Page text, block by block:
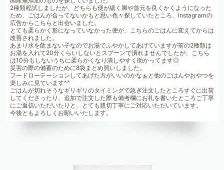
2種類程試しましたが、どちらも便が緩く脚や首元を良くかくようになった
ため、ごはんが合ってないかもと思い色々探していたところ、Instagramの
広告からこちらと出会いました。
とても柔らかく形になっていなかった便が、こちらのごはんに変えてからは
改善されました。
あまり水を飲まない子なのでお湯でふやかしてあげていますが前の2種類は
お湯を入れて20分くらいしないとスプーンで潰れませんでしたが、こちら
は10分もしないうちに柔らかくなり潰しやすく助かってます◎
災害の際の備蓄のために8袋まとめ買いしました。
フードローテーションしてあげた方がいいのかなぁと他のごはんやおやつを
楽しみに見ています^^
ごはんが切れそうなギリギリのタイミングで急ぎ注文したところすぐに出荷
してくださったり、追加で注文した際も備考欄にお礼を書いたところご丁寧
にご返信いただいたりと、とても親切丁寧にご対応いただいています。
今後ともよろしくお願いいたします。